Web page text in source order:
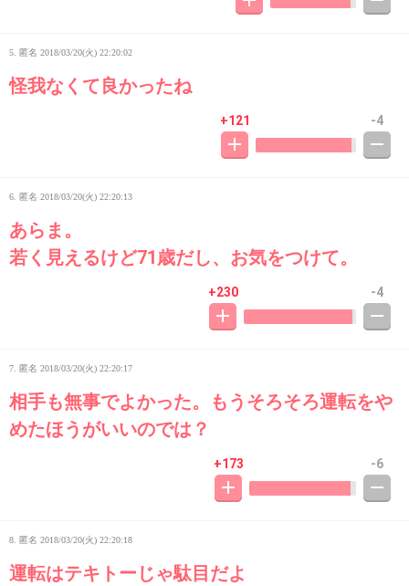
5. 匿名 2018/03/20(火) 22:20:02
怪我なくて良かったね
+121 -4
6. 匿名 2018/03/20(火) 22:20:13
あらま。
若く見えるけど71歳だし、お気をつけて。
+230 -4
7. 匿名 2018/03/20(火) 22:20:17
相手も無事でよかった。もうそろそろ運転をや
めたほうがいいのでは？
+173 -6
8. 匿名 2018/03/20(火) 22:20:18
運転はテキトーじゃ駄目だよ